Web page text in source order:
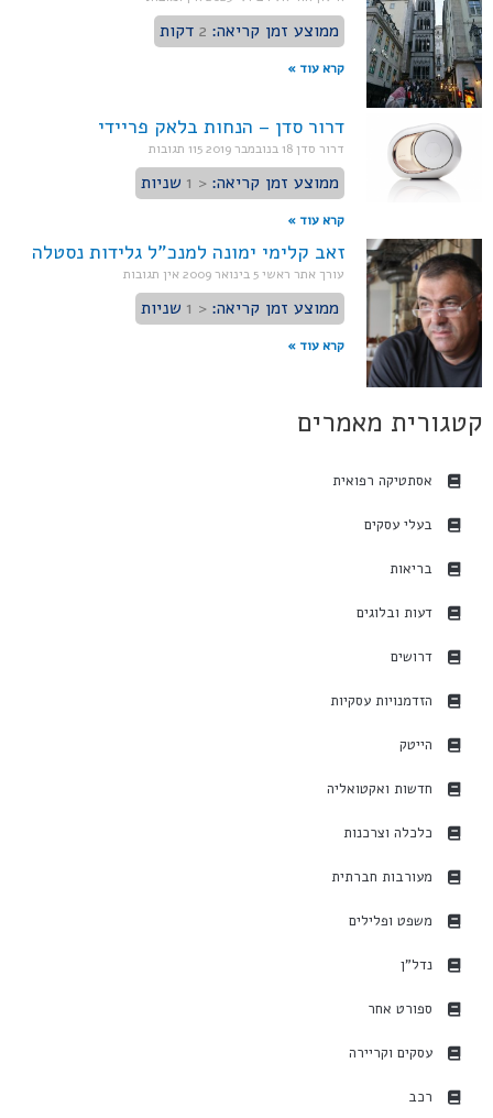
ממוצע זמן קריאה: 2 דקות
קרא עוד »
דרור סדן – הנחות בלאק פריידי
דרור סדן 18 בנובמבר 2019 115 תגובות
ממוצע זמן קריאה: < 1 שניות
קרא עוד »
זאב קלימי ימונה למנכ"ל גלידות נסטלה
עורך אתר ראשי5 בינואר 2009 אין תגובות
ממוצע זמן קריאה: < 1 שניות
קרא עוד »
קטגורית מאמרים
אסתטיקה רפואית
בעלי עסקים
בריאות
דעות ובלוגים
דרושים
הזדמנויות עסקיות
הייטק
חדשות ואקטואליה
כלכלה וצרכנות
מעורבות חברתית
משפט ופלילים
נדל"ן
ספורט אחר
עסקים וקריירה
רכב